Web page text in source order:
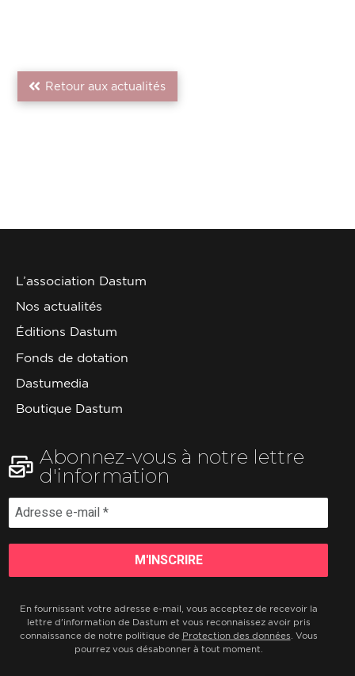
Retour aux actualités
L’association Dastum
Nos actualités
Éditions Dastum
Fonds de dotation
Dastumedia
Boutique Dastum
Abonnez-vous à notre lettre
d'information
En fournissant votre adresse e-mail, vous acceptez de recevoir la
lettre d'information de Dastum et vous reconnaissez avoir pris
connaissance de notre politique de Protection des données . Vous
pourrez vous désabonner à tout moment.